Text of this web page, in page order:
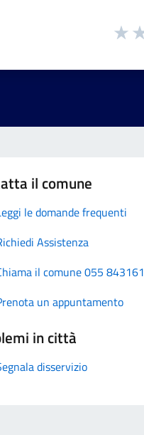
il comune
le domande frequenti
Assistenza
il comune 055 843161
un appuntamento
in città
disservizio